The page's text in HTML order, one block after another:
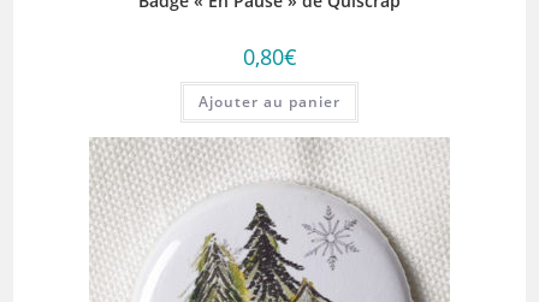
0,80€
Ajouter au panier